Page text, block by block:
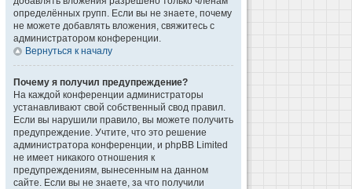
определённых групп. Если вы не знаете, почему
не можете добавлять вложения, свяжитесь с
администратором конференции.
Вернуться к началу
Почему я получил предупреждение?
На каждой конференции администраторы
устанавливают свой собственный свод правил.
Если вы нарушили правило, вы можете получить
предупреждение. Учтите, что это решение
администратора конференции, и phpBB Limited
не имеет никакого отношения к
предупреждениям, вынесенным на данном
сайте. Если вы не знаете, за что получили